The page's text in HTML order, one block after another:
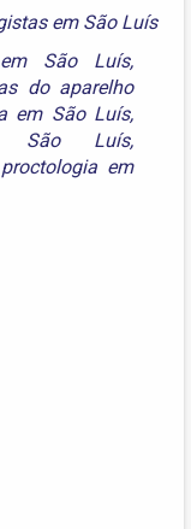
em São Luís
São Luís,
do aparelho
em São Luís,
São Luís,
proctologia em